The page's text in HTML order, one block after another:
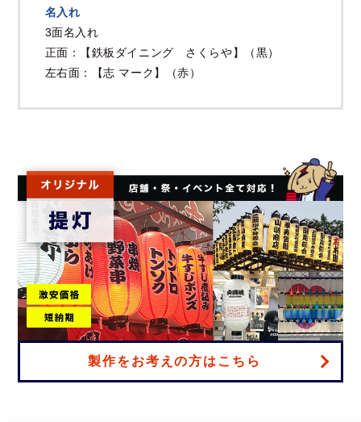
名入れ
3面名入れ
正面：【鉄板ダイニング さくらや】（黒）
左右面：【志 マーク】（赤）
製作をお考えの方はこちら